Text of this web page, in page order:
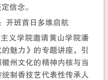
信念。
开班首日多维启航
义学院邀请黄山学院潘
魅力》的专题讲座，引
州文化的精神内核与当
制香技艺代表性传承人